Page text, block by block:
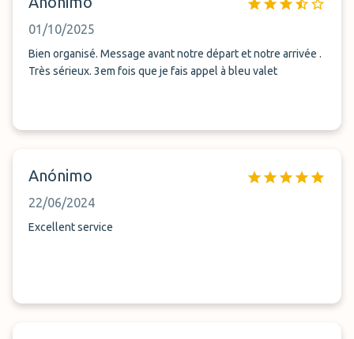
01/10/2025
Bien organisé. Message avant notre départ et notre arrivée .
Très sérieux. 3em fois que je fais appel à bleu valet
Anónimo
22/06/2024
Excellent service